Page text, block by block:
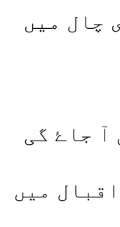
چال میں
آ جاۓ گی
میں